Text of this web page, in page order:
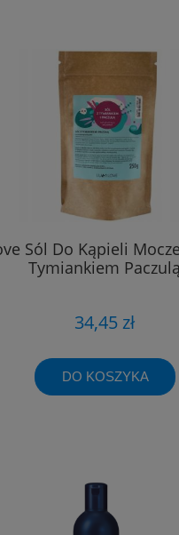
Sól Do Kąpieli
Tymiankiem Paczulą
34,45 zł
DO KOSZYKA